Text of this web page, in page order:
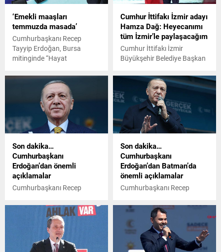
‘Emekli maaşları
temmuzda masada’
Cumhurbaşkanı Recep
Tayyip Erdoğan, Bursa
mitinginde “Hayat
etkilenen kesimlerimiz
çalışanlarımız ve
emeklilerimizdir. Önümüzdeki
temmuz, yılın ilk 6 ayındaki
enflasyona göre, emekli
maaşlarını tekrar masaya
Cumhur İttifakı İzmir adayı
Hamza Dağ: Heyecanımı
tüm İzmir’le paylaşacağım
Cumhur İttifakı İzmir
Büyükşehir Belediye Başkan
mitinge katıldı. Dağ
Bıkmadan, usanmadan
heyecanımı tüm İzmir'le
paylaşacağım dedi.
Son dakika…
Cumhurbaşkanı
Erdoğan’dan önemli
açıklamalar
Cumhurbaşkanı Recep
mitinginde konuşma yapıyor.
Son dakika…
Cumhurbaşkanı
Erdoğan’dan Batman’da
önemli açıklamalar
Cumhurbaşkanı Recep
düzenlenen mitingde
konuşma yapıyor.